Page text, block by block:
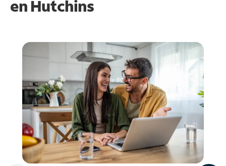
en Hutchins